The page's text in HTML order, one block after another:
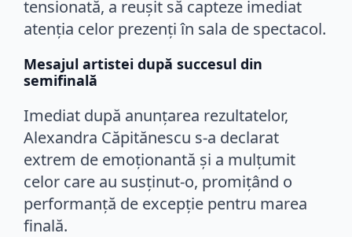
tensionată, a reușit să capteze imediat
atenția celor prezenți în sala de spectacol.
Mesajul artistei după succesul din
semifinală
Imediat după anunțarea rezultatelor,
Alexandra Căpitănescu s-a declarat
extrem de emoționantă și a mulțumit
celor care au susținut-o, promițând o
performanță de excepție pentru marea
finală.